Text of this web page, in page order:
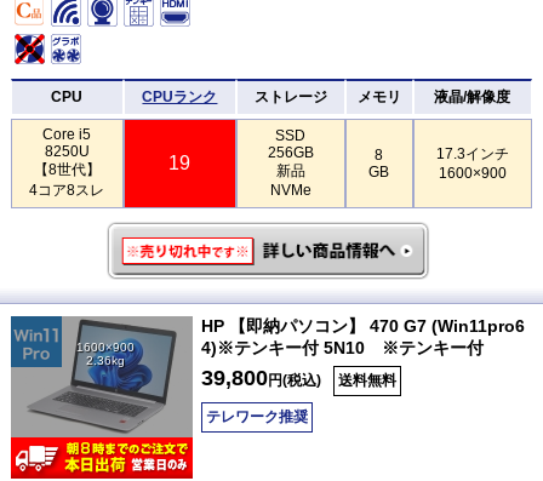
CPU CPUランク ストレージ メモリ 液晶/解像度
Core i5
8250U
【8世代】
4コア8スレ
19
SSD
256GB
新品
NVMe
8
GB
17.3インチ
1600×900
1600×900
2.36kg
HP 【即納パソコン】 470 G7 (Win11pro6
4)※テンキー付 5N10 ※テンキー付
39,800円(税込) 送料無料
テレワーク推奨